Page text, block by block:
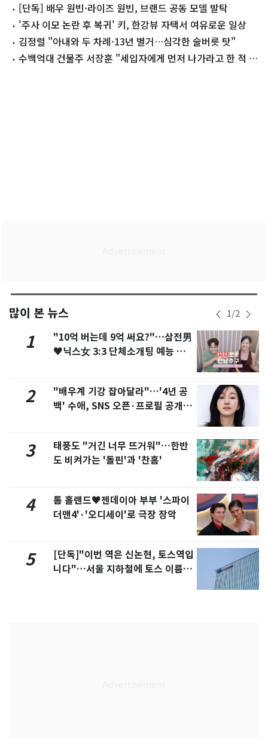
'깜짝'
[단독] 배우 원빈·라이즈 원빈, 브랜드 공동 모델 발탁
'주사 이모 논란 후 복귀' 키, 한강뷰 자택서 여유로운 일상
김정렬 "아내와 두 차례·13년 별거…심각한 술버릇 탓"
수백억대 건물주 서장훈 "세입자에게 먼저 나가라고 한 적 없
많이 본 뉴스 1/2
1
"10억 버는데 9억 써요?"…삼전男
♥닉스女 3:3 단체소개팅 예능 화
2
"배우계 기강 잡아달라"…'4년 공
백' 수애, SNS 오픈·프로필 공개
3
태풍도 "거긴 너무 뜨거워"…한반
도 비켜가는 '돌핀'과 '찬홈'
4
톰 홀랜드♥젠데이아 부부 '스파이
더맨4'·'오디세이'로 극장 장악
5
[단독]"이번 역은 신논현, 토스역입
니다"…서울 지하철에 토스 이름